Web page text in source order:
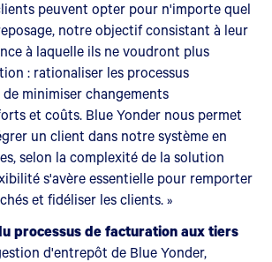
peuvent opter pour n'importe quel
notre objectif consistant à leur
à laquelle ils ne voudront plus
: rationaliser les processus
minimiser changements
et coûts. Blue Yonder nous permet
un client dans notre système en
selon la complexité de la solution
s'avère essentielle pour remporter
et fidéliser les clients. »
processus de facturation aux tiers
d'entrepôt de Blue Yonder,